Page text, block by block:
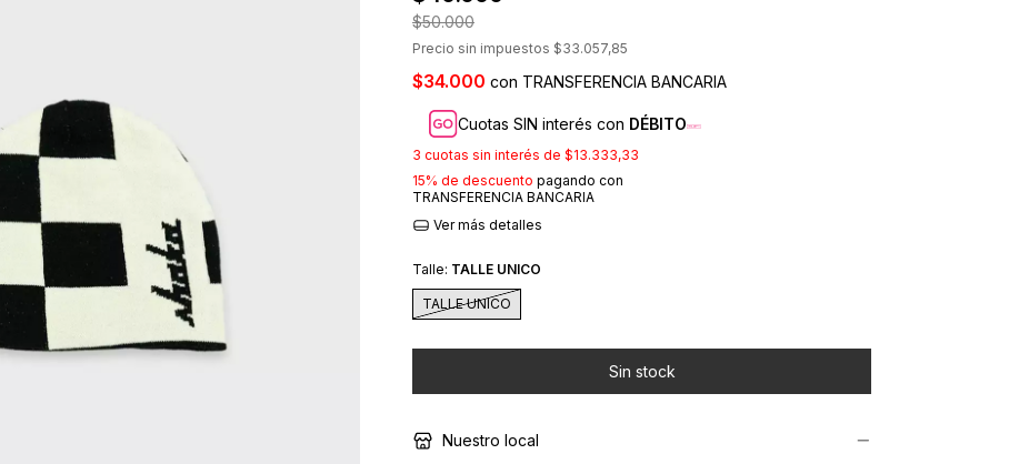
$50.000
Precio sin impuestos $33.057,85
$34.000 con TRANSFERENCIA BANCARIA
Cuotas SIN interés con DÉBITO
3 cuotas sin interés de $13.333,33
15% de descuento pagando con
TRANSFERENCIA BANCARIA
Ver más detalles
Talle: TALLE UNICO
TALLE UNICO
Nuestro local